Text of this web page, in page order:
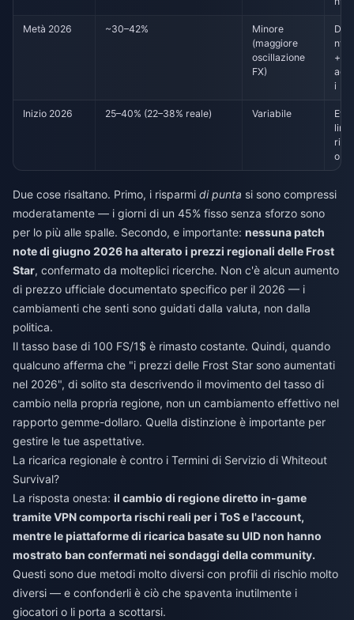
Metà 2026 ~30–42%
Minore
(maggiore
oscillazione
FX)
nto
+
i
Inizio 2026 25–40% (22–38% reale) Variabile
lira
o
Due cose risaltano. Primo, i risparmi di punta si sono compressi
moderatamente — i giorni di un 45% fisso senza sforzo sono
per lo più alle spalle. Secondo, e importante: nessuna patch
note di giugno 2026 ha alterato i prezzi regionali delle Frost
Star, confermato da molteplici ricerche. Non c'è alcun aumento
di prezzo ufficiale documentato specifico per il 2026 — i
cambiamenti che senti sono guidati dalla valuta, non dalla
politica.
Il tasso base di 100 FS/1$ è rimasto costante. Quindi, quando
qualcuno afferma che "i prezzi delle Frost Star sono aumentati
nel 2026", di solito sta descrivendo il movimento del tasso di
cambio nella propria regione, non un cambiamento effettivo nel
rapporto gemme-dollaro. Quella distinzione è importante per
gestire le tue aspettative.
La ricarica regionale è contro i Termini di Servizio di Whiteout
Survival?
La risposta onesta: il cambio di regione diretto in-game
tramite VPN comporta rischi reali per i ToS e l'account,
mentre le piattaforme di ricarica basate su UID non hanno
mostrato ban confermati nei sondaggi della community.
Questi sono due metodi molto diversi con profili di rischio molto
diversi — e confonderli è ciò che spaventa inutilmente i
giocatori o li porta a scottarsi.